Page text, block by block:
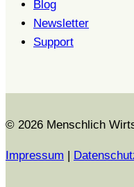
Blog
Newsletter
Support
© 2026 Menschlich
Impressum |